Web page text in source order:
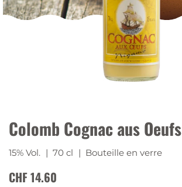
Colomb Cognac aus Oeufs
15% Vol. | 70 cl | Bouteille en verre
CHF 14.60